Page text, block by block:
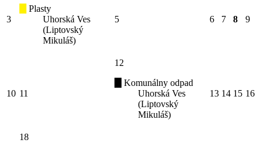
3
Plasty
Uhorská Ves
(Liptovský
Mikuláš)
5 6 7 8 9
10 11
12
Komunálny odpad
Uhorská Ves
(Liptovský
Mikuláš)
13 14 15 16
18